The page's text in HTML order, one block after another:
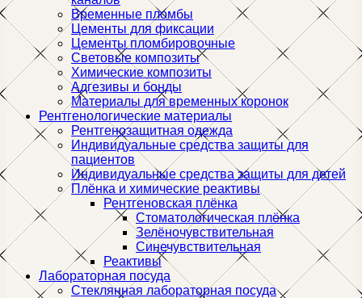
Временные пломбы
Цементы для фиксации
Цементы пломбировочные
Световые композиты
Химические композиты
Адгезивы и бонды
Материалы для временных коронок
Рентгенологические материалы
Рентгенозащитная одежда
Индивидуальные средства защиты для
пациентов
Индивидуальные средства защиты для детей
Плёнка и химические реактивы
Рентгеновская плёнка
Стоматологическая плёнка
Зелёночувствительная
Синечувствительная
Реактивы
Лабораторная посуда
Стеклянная лабораторная посуда